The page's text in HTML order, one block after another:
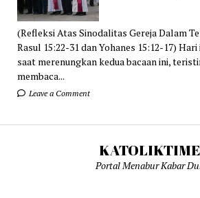
(Refleksi Atas Sinodalitas Gereja Dalam
Rasul 15:22-31 dan Yohanes 15:12-17)
saat merenungkan kedua bacaan ini,
membaca...
Leave a Comment
Portal Menabur Kabar